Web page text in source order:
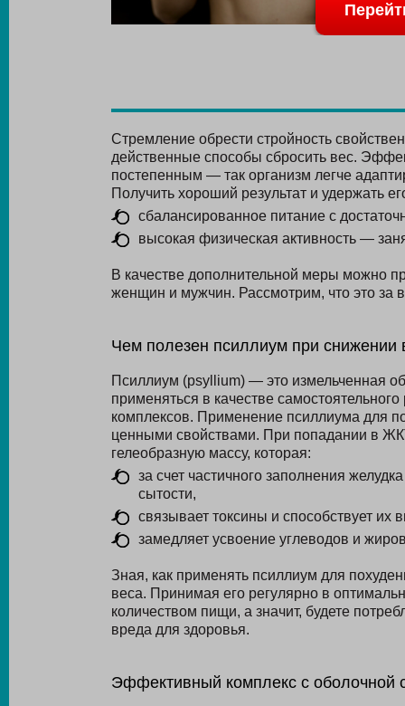
Стремление обрести стройность
действенные способы сбросить вес.
постепенным — так организм легче
Получить хороший результат и удержать
сбалансированное питание с
высокая физическая активность —
В качестве дополнительной меры можно
женщин и мужчин. Рассмотрим, что это за
Чем полезен псиллиум при снижении
Псиллиум (psyllium) — это измельченная
применяться в качестве
комплексов. Применение псиллиума для
ценными свойствами. При попадании в
гелеобразную массу, которая:
за счет частичного заполнения
сытости,
связывает токсины и способствует их
замедляет усвоение углеводов и
Зная, как применять псиллиум для
веса. Принимая его регулярно в
количеством пищи, а значит, будете
вреда для здоровья.
Эффективный комплекс с оболочной